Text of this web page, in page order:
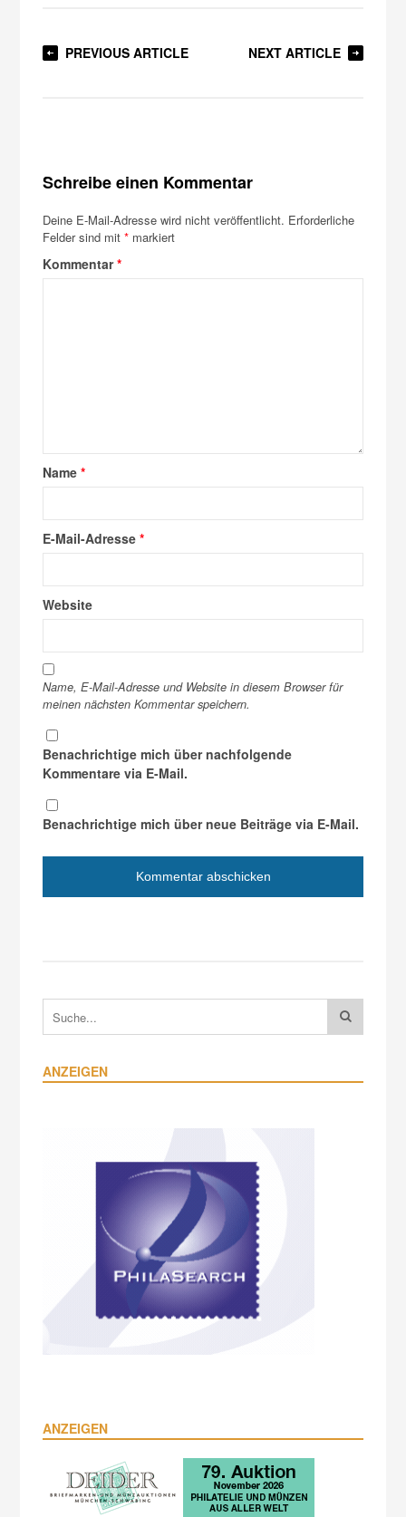
PREVIOUS ARTICLE NEXT ARTICLE
Schreibe einen Kommentar
Deine E-Mail-Adresse wird nicht veröffentlicht. Erforderliche
Felder sind mit* markiert
Kommentar*
Name*
E-Mail-Adresse*
Website
Name, E-Mail-Adresse und Website in diesem Browser für
meinen nächsten Kommentar speichern.
Benachrichtige mich über nachfolgende
Kommentare via E-Mail.
Benachrichtige mich über neue Beiträge via E-Mail.
ANZEIGEN
ANZEIGEN